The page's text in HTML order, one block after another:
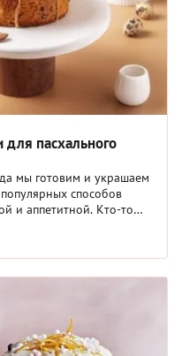
пасхального
мы готовим и украшаем
способов
и аппетитной. Кто-то
белков с
лимона или апельсина.
шоколада. Существуют
абрикосовая и
но и очень красивое